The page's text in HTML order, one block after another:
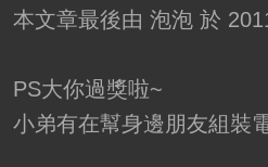
本文章最後由 泡泡 於
PS大你過獎啦~
小弟有在幫身邊朋友組裝